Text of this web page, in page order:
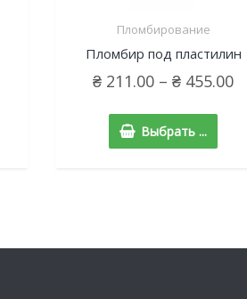
Пломбирование
Пломбир под пластилин
₴ 211.00 –₴ 455.00
Выбрать ...